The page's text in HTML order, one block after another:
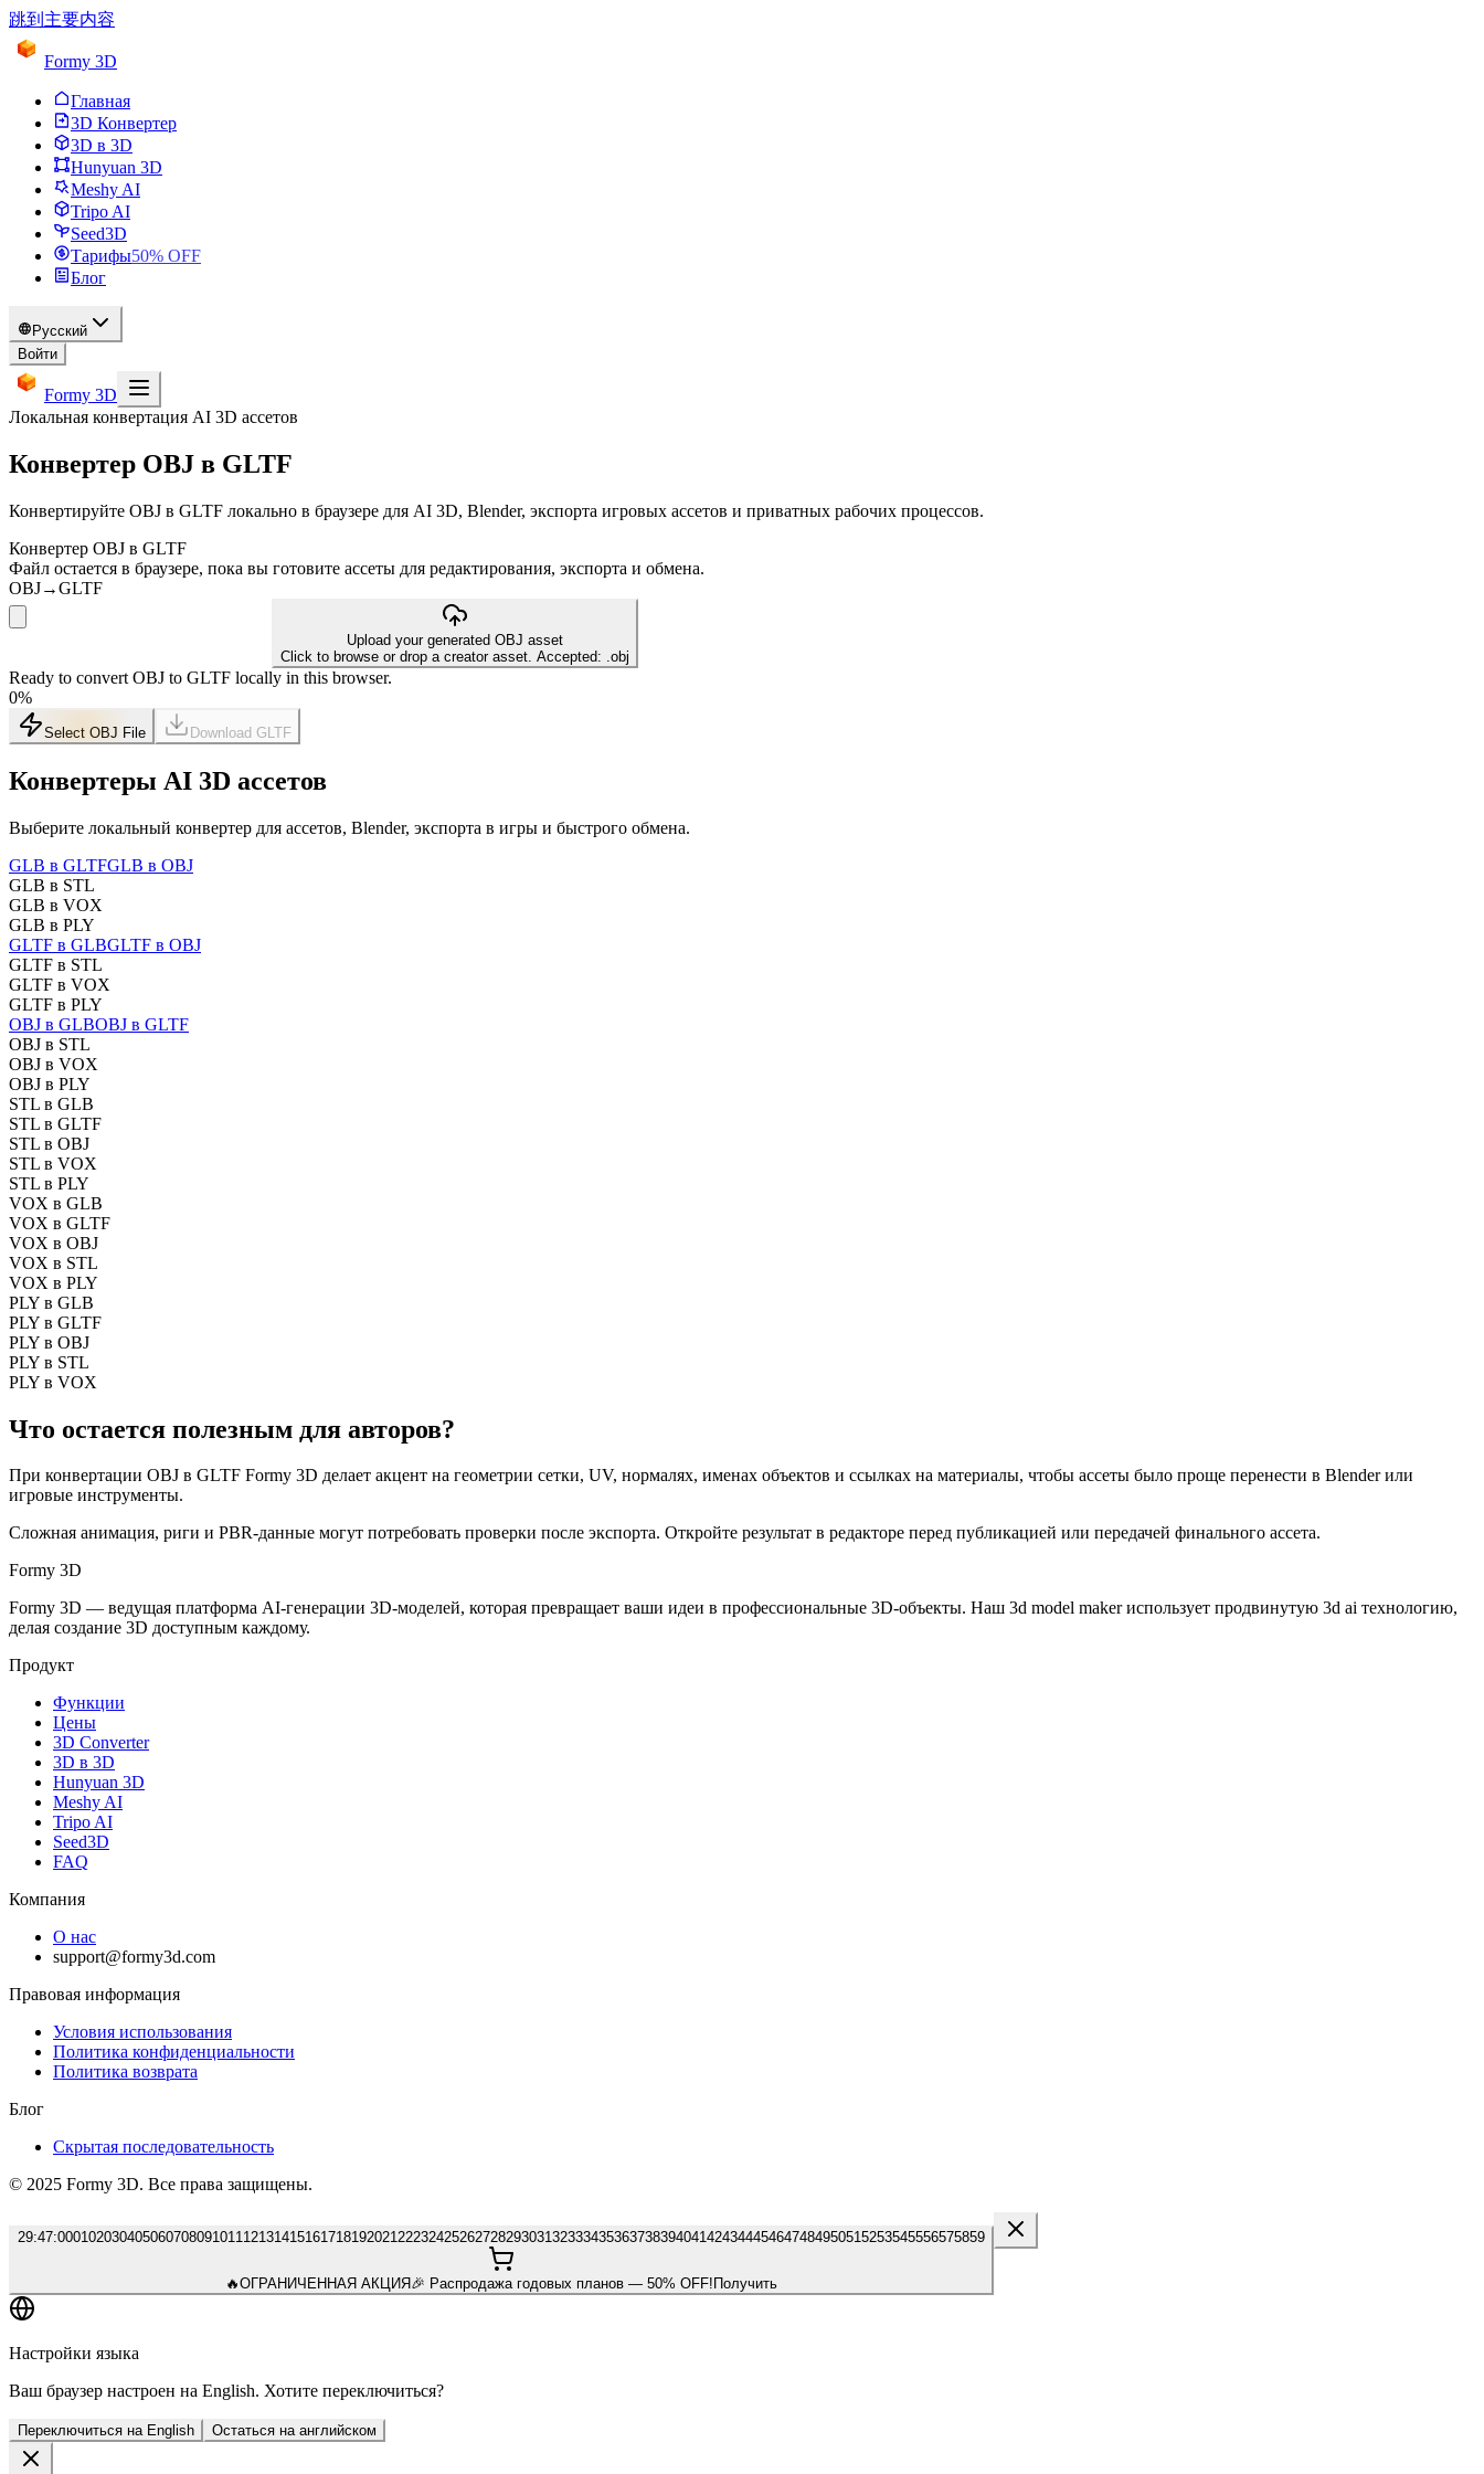
跳到主要内容
Formy 3D
Главная
3D Конвертер
3D в 3D
Hunyuan 3D
Meshy AI
Tripo AI
Seed3D
Тарифы50% OFF
Блог
Русский
Войти
Formy 3D
Локальная конвертация AI 3D ассетов
Конвертер OBJ в GLTF
Конвертируйте OBJ в GLTF локально в браузере для AI 3D, Blender, экспорта игровых ассетов и приватных рабочих процессов.
Конвертер OBJ в GLTF
Файл остается в браузере, пока вы готовите ассеты для редактирования, экспорта и обмена.
OBJ→GLTF
Upload your generated OBJ asset
Click to browse or drop a creator asset. Accepted: .obj
Ready to convert OBJ to GLTF locally in this browser.
0%
Select OBJ File Download GLTF
Конвертеры AI 3D ассетов
Выберите локальный конвертер для ассетов, Blender, экспорта в игры и быстрого обмена.
GLB в GLTFGLB в OBJ
GLB в STL
GLB в VOX
GLB в PLY
GLTF в GLBGLTF в OBJ
GLTF в STL
GLTF в VOX
GLTF в PLY
OBJ в GLBOBJ в GLTF
OBJ в STL
OBJ в VOX
OBJ в PLY
STL в GLB
STL в GLTF
STL в OBJ
STL в VOX
STL в PLY
VOX в GLB
VOX в GLTF
VOX в OBJ
VOX в STL
VOX в PLY
PLY в GLB
PLY в GLTF
PLY в OBJ
PLY в STL
PLY в VOX
Что остается полезным для авторов?
При конвертации OBJ в GLTF Formy 3D делает акцент на геометрии сетки, UV, нормалях, именах объектов и ссылках на материалы, чтобы ассеты было проще перенести в Blender или
игровые инструменты.
Сложная анимация, риги и PBR-данные могут потребовать проверки после экспорта. Откройте результат в редакторе перед публикацией или передачей финального ассета.
Formy 3D
Formy 3D — ведущая платформа AI-генерации 3D-моделей, которая превращает ваши идеи в профессиональные 3D-объекты. Наш 3d model maker использует продвинутую 3d ai технологию,
делая создание 3D доступным каждому.
Продукт
Функции
Цены
3D Converter
3D в 3D
Hunyuan 3D
Meshy AI
Tripo AI
Seed3D
FAQ
Компания
О нас
support@formy3d.com
Правовая информация
Условия использования
Политика конфиденциальности
Политика возврата
Блог
Скрытая последовательность
© 2025 Formy 3D. Все права защищены.
29:46:000102030405060708091011121314151617181920212223242526272829303132333435363738394041424344454647484950515253545556575859
🔥ОГРАНИЧЕННАЯ АКЦИЯ🎉 Распродажа годовых планов — 50% OFF! Получить
Настройки языка
Ваш браузер настроен на English. Хотите переключиться?
Переключиться на English Остаться на английском